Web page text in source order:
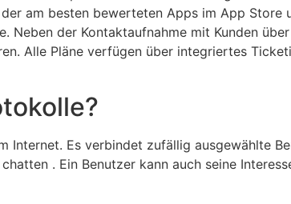
am besten bewerteten Apps im App
Neben der Kontaktaufnahme mit Kunden
Alle Pläne verfügen über integriertes
Es verbindet zufällig ausgewählte
. Ein Benutzer kann auch seine